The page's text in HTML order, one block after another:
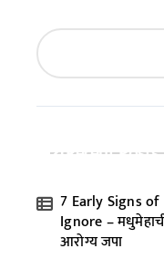
Recent Posts
7 Early Signs
Ignore –
आरोग्य जपा